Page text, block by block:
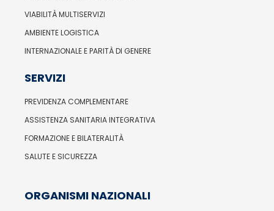
VIABILITÀ MULTISERVIZI
AMBIENTE LOGISTICA
INTERNAZIONALE E PARITÀ DI GENERE
SERVIZI
PREVIDENZA COMPLEMENTARE
ASSISTENZA SANITARIA INTEGRATIVA
FORMAZIONE E BILATERALITÀ
SALUTE E SICUREZZA
ORGANISMI NAZIONALI